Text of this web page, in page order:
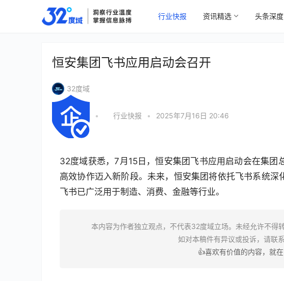
行业快报 资讯精选 头条深度
恒安集团飞书应用启动会召开
32度域
• 行业快报 • 2025年7月16日 20:46
32度域获悉，7月15日，恒安集团飞书应用启动会在集
高效协作迈入新阶段。未来，恒安集团将依托飞书系统深
飞书已广泛用于制造、消费、金融等行业。
本内容为作者独立观点，不代表32度域立场。未经允许不得
如对本稿件有异议或投诉，请联系
👍喜欢有价值的内容，就在